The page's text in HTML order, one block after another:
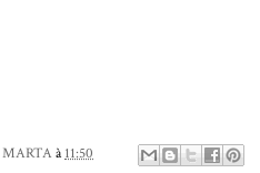
MARTAà11:50